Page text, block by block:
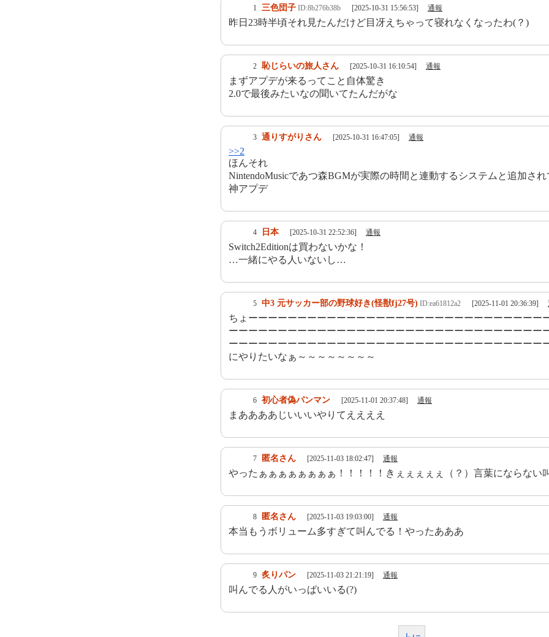
1 三色団子 ID:8b276b38b [2025-10-31 15:56:53] 通報
昨日23時半頃それ見たんだけど目冴えちゃって寝れなくなったわ(？)
2 恥じらいの旅人さん [2025-10-31 16:10:54] 通報
まずアプデが来るってこと自体驚き
2.0で最後みたいなの聞いてたんだがな
3 通りすがりさん [2025-10-31 16:47:05] 通報
>>2
ほんそれ
NintendoMusicであつ森BGMが実際の時間と連動するシステムと追加さ
神アプデ
4 日本 [2025-10-31 22:52:36] 通報
Switch2Editionは買わないかな！
…一緒にやる人いないし…
5 中3 元サッカー部の野球好き(怪獣fj27号) ID:ea61812a2 [2025-11-01 20:36:39]
ちょーーーーーーーーーーーーーーーーーーーーーーーーーーーーーー
ーーーーーーーーーーーーーーーーーーーーーーーーーーーーーーーー
ーーーーーーーーーーーーーーーーーーーーーーーーーーーーーーーー
にやりたいなぁ～～～～～～～～
6 初心者偽パンマン [2025-11-01 20:37:48] 通報
まああああじいいいやりてええええ
7 匿名さん [2025-11-03 18:02:47] 通報
やったぁぁぁぁぁぁぁぁ！！！！！きぇぇぇぇぇ（？）言葉にならない
8 匿名さん [2025-11-03 19:03:00] 通報
本当もうボリューム多すぎて叫んでる！やったあああ
9 炙りパン [2025-11-03 21:21:19] 通報
叫んでる人がいっぱいいる(?)